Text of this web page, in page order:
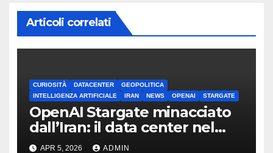
Articoli correlati
CURIOSITÀ DATACENTER
GEOPOLITICA
INTELLIGENZA ARTIFICIALE
IRAN NEWS OPENAI STARGATE
OpenAI Stargate minacciato
dall’Iran: il data center nel
mirino
APR 5, 2026 ADMIN